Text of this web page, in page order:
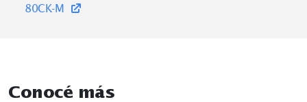
80CK-M
Conocé más